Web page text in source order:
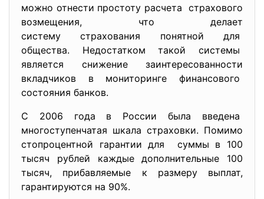
можно отнести простоту расчета страхового
возмещения, что делает
систему страхования понятной для
общества. Недостатком такой системы
является снижение заинтересованности
вкладчиков в мониторинге финансового
состояния банков.
С 2006 года в России была введена
многоступенчатая шкала страховки. Помимо
стопроцентной гарантии для суммы в 100
тысяч рублей каждые дополнительные 100
тысяч, прибавляемые к размеру выплат,
гарантируются на 90%.